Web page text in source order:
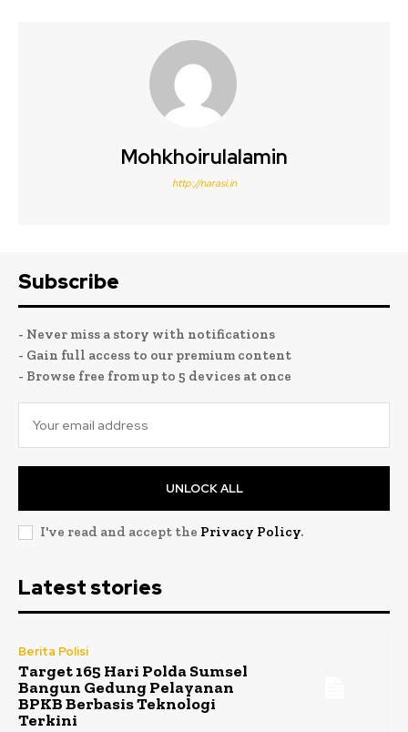
Mohkhoirulalamin
http://narasi.in
Subscribe
- Never miss a story with notifications
- Gain full access to our premium content
- Browse free from up to 5 devices at once
UNLOCK ALL
I've read and accept the Privacy Policy.
Latest stories
Berita Polisi
Target 165 Hari Polda Sumsel
Bangun Gedung Pelayanan
BPKB Berbasis Teknologi
Terkini